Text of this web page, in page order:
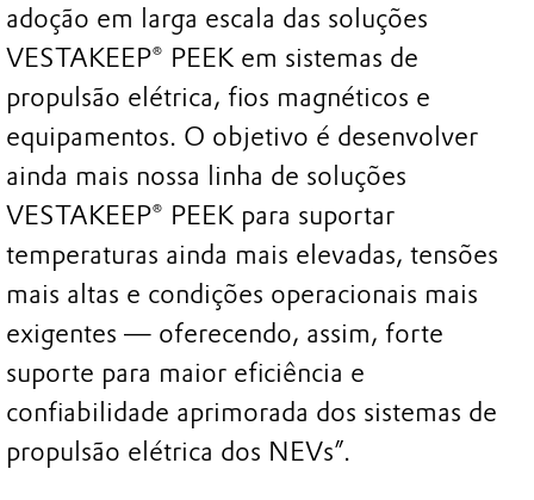
adoção em larga escala das soluções
VESTAKEEP® PEEK em sistemas de
propulsão elétrica, fios magnéticos e
equipamentos. O objetivo é desenvolver
ainda mais nossa linha de soluções
VESTAKEEP® PEEK para suportar
temperaturas ainda mais elevadas, tensões
mais altas e condições operacionais mais
exigentes — oferecendo, assim, forte
suporte para maior eficiência e
confiabilidade aprimorada dos sistemas de
propulsão elétrica dos NEVs”.